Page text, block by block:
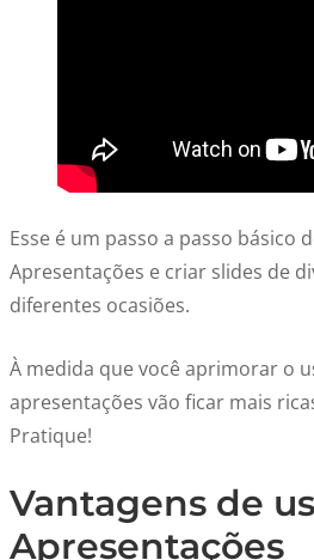
Esse é um passo a passo básico
Apresentações e criar slides de
diferentes ocasiões.
À medida que você aprimorar o
apresentações vão ficar mais
Pratique!
Vantagens de
Apresentações